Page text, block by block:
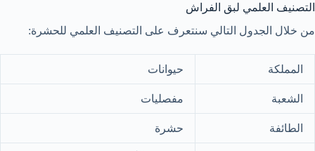
التصنيف العلمي لبق الفراش
من خلال الجدول التالي سنتعرف على التصنيف العلمي للحشرة:
المملكة حيوانات
الشعبة مفصليات
الطائفة حشرة